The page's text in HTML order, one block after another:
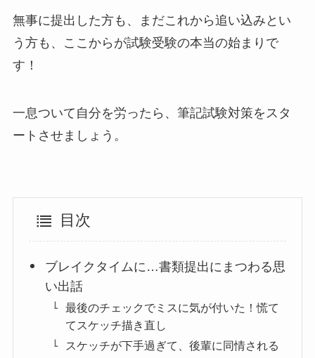
無事に提出した方も、まだこれから追い込みとい
う方も、ここからが試験受験の本当の始まりで
す！
一息ついて自分を労ったら、筆記試験対策をスタ
ートさせましょう。
目次
ブレイクタイムに…書類提出にまつわる思
い出話
最後のチェックでミスに気が付いた！慌て
てスケッチ描き直し
スケッチが下手過ぎて、後輩に同情される